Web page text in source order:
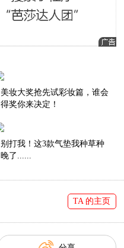
美妆大奖抢先试彩妆篇，谁会
得奖你来决定！
别打我！这3款气垫我种草种
晚了......
TA 的主页